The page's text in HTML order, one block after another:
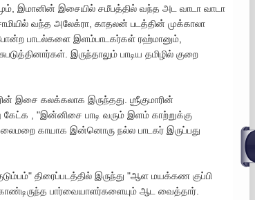
இமானின் இசையில் சமீபத்தில் வந்த அட வாடா வாடா
வந்த அலேக்ரா, காதலன் படத்தின் முக்காலா
போன்ற பாடல்களை இளம்பாடகர்கள் ரஹ்மானும்,
இருந்தாலும் பாடிய தமிழில் குறை
இசை கலக்கலாக இருந்தது. ஶ்ரீகுமாரின்
, "இன்னிசை பாடி வரும் இளம் காற்றுக்கு
காயாக இன்னொரு நல்ல பாடகர் இருப்பது
திரைப்படத்தில் இருந்து "ஆள மயக்கண குப்பி
பார்வையாளர்களையும் ஆட வைத்தார்.